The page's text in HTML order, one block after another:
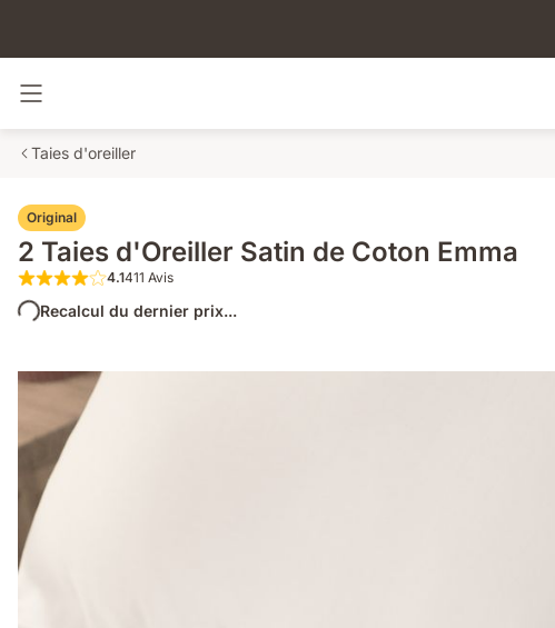
Taies d'oreiller
Original
2 Taies d'Oreiller Satin de Coton Emma
4.1 sur 5 étoiles 411 Avis
4.1411 Avis
Recalcul du dernier prix...